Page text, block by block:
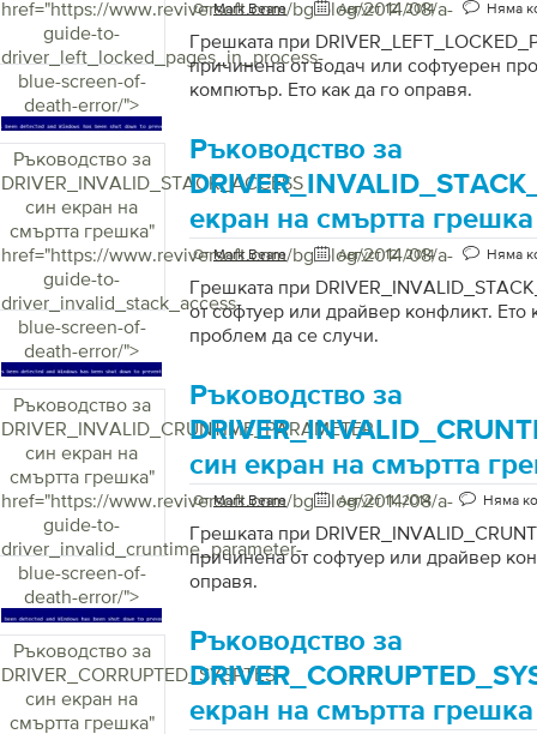
href="https://www.reviversoft.com/bg/blog/2014/08/a-
guide-to-
driver_left_locked_pages_in_process-
blue-screen-of-
death-error/">
ОтMark Beare Август 12, 2014 Няма
Грешката при
причинена от водач или софтуерен
компютър. Ето как да го оправя.
Ръководство за
DRIVER_INVALID_STACK_ACCESS
син екран на
смъртта грешка"
href="https://www.reviversoft.com/bg/blog/2014/08/a-
guide-to-
driver_invalid_stack_access-
blue-screen-of-
death-error/">
Ръководство за
екран на смъртта грешка
ОтMark Beare Август 12, 2014 Няма
Грешката при
от софтуер или драйвер конфликт. Ето
проблем да се случи.
Ръководство за
DRIVER_INVALID_CRUNTIME_PARAMETER
син екран на
смъртта грешка"
href="https://www.reviversoft.com/bg/blog/2014/08/a-
guide-to-
driver_invalid_cruntime_parameter-
blue-screen-of-
death-error/">
Ръководство за
син екран на смъртта
ОтMark Beare Август 11, 2014 Няма
Грешката при
причинена от софтуер или драйвер
оправя.
Ръководство за
DRIVER_CORRUPTED_SYSPTES
син екран на
смъртта грешка"
Ръководство за
екран на смъртта грешка